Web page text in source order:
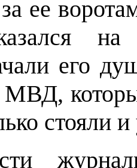
ее
его
МВД,
стояли